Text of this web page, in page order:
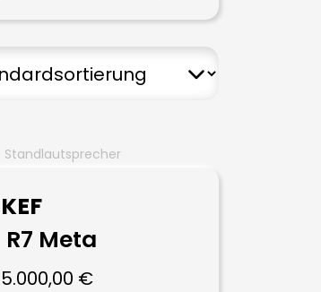
Standlautsprecher
KEF
R7 Meta
5.000,00 €